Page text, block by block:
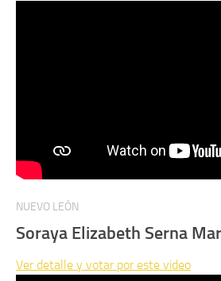
NUEVO LEÓN
Soraya Elizabeth Serna
Ver detalle y votar por este video